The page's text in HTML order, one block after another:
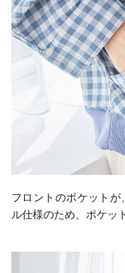
フロントのポケット
ル仕様のため、ポケッ